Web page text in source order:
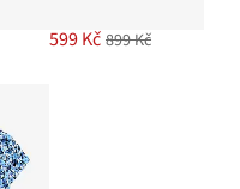
599 Kč 899 Kč